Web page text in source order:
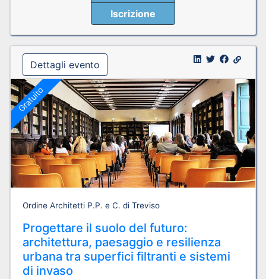
Iscrizione
Dettagli evento
Gratuito
Ordine Architetti P.P. e C. di Treviso
Progettare il suolo del futuro:
architettura, paesaggio e resilienza
urbana tra superfici filtranti e sistemi
di invaso